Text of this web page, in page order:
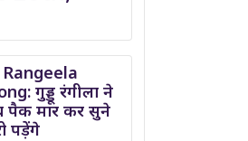
गुड्डू रंगीला ने
पैक मार कर सुने
पड़ेंगे